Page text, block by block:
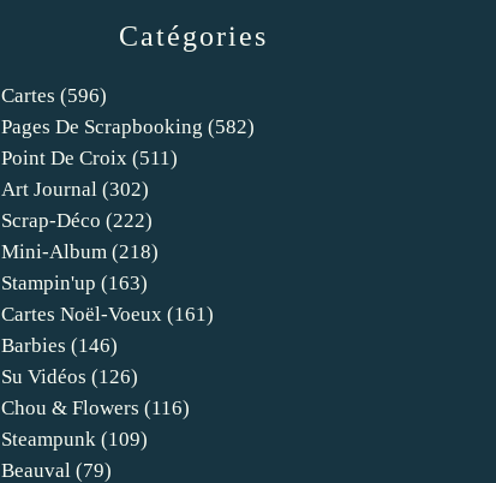
Catégories
Cartes (596)
Pages De Scrapbooking (582)
Point De Croix (511)
Art Journal (302)
Scrap-Déco (222)
Mini-Album (218)
Stampin'up (163)
Cartes Noël-Voeux (161)
Barbies (146)
Su Vidéos (126)
Chou & Flowers (116)
Steampunk (109)
Beauval (79)